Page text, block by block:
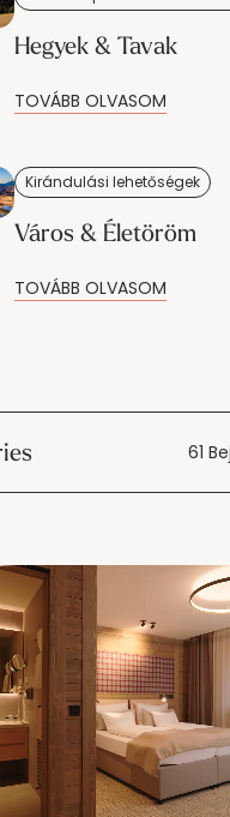
Hegyek & Tavak
TOVÁBB OLVASOM
Kirándulási lehetőségek
Város & Életöröm
TOVÁBB OLVASOM
61